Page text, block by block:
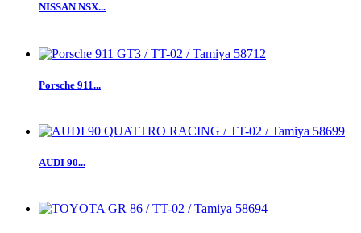
NISSAN NSX...
Porsche 911...
AUDI 90...